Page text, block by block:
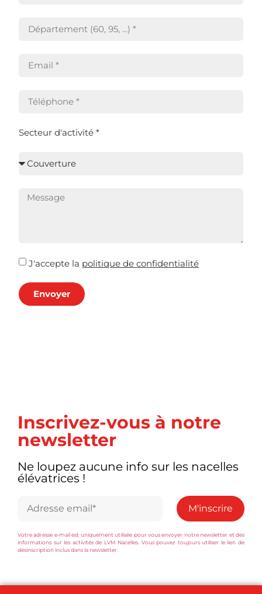
Secteur d'activité *
J'accepte la politique de confidentialité
Envoyer
Inscrivez-vous à notre
newsletter
Ne loupez aucune info sur les nacelles
élévatrices !
Votre adresse e-mail est uniquement utilisée pour vous envoyer notre newsletter et des
informations sur les activités de LVM Nacelles. Vous pouvez toujours utiliser le lien de
désinscription inclus dans la newsletter.